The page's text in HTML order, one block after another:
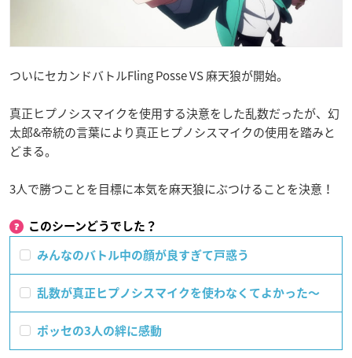
ついにセカンドバトルFling Posse VS 麻天狼が開始。
真正ヒプノシスマイクを使用する決意をした乱数だったが、幻
太郎&帝統の言葉により真正ヒプノシスマイクの使用を踏みと
どまる。
3人で勝つことを目標に本気を麻天狼にぶつけることを決意！
このシーンどうでした？
みんなのバトル中の顔が良すぎて戸惑う
乱数が真正ヒプノシスマイクを使わなくてよかった〜
ポッセの3人の絆に感動